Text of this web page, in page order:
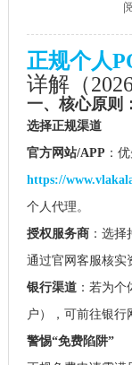
正规个人
详解（
一、核心原则
选择正规渠道
官方网站/APP ：
https://
个人代理。
授权服务商：选择
通过官网客服核实
银行渠道：若为个
户），可前往银行
警惕“免费陷阱”